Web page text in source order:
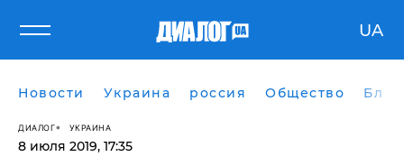
UA
Новости Украина россия Общество
ДИАЛОГ УКРАИНА
8 июля 2019, 17:35